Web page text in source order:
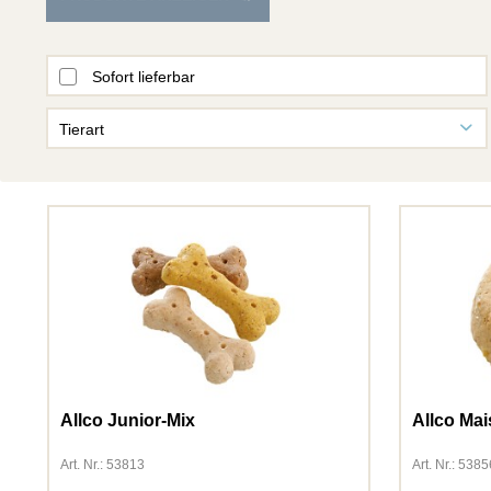
Sofort lieferbar
Tierart
Hund
Kleintiere
Allco Junior-Mix
Art. Nr.: 53813
Allco
Art. Nr.: